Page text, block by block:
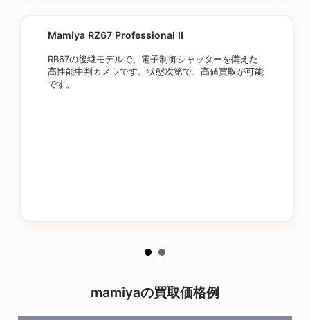
Mamiya RZ67 Professional II
RB67の後継モデルで、電子制御シャッターを備えた
高性能中判カメラです。状態次第で、高値買取が可能
です。
mamiyaの買取価格例